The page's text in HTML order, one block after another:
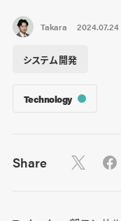
Takara 2024.07.24
システム開発
Technology
Share